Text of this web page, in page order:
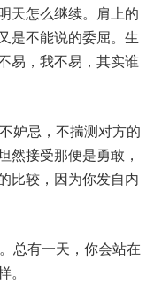
天怎么继续。肩上的
是不能说的委屈。生
易，我不易，其实谁
妒忌，不揣测对方的
然接受那便是勇敢，
比较，因为你发自内
总有一天，你会站在